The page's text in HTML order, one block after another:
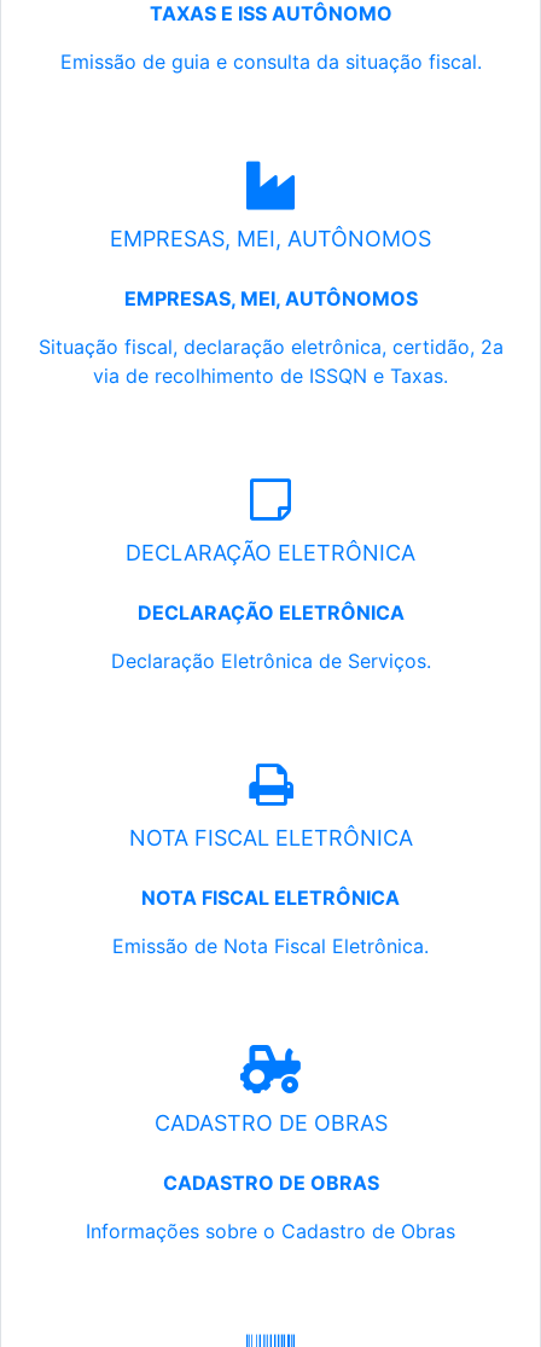
TAXAS E ISS AUTÔNOMO
Emissão de guia e consulta da situação fiscal.
EMPRESAS, MEI, AUTÔNOMOS
EMPRESAS, MEI, AUTÔNOMOS
Situação fiscal, declaração eletrônica, certidão, 2a
via de recolhimento de ISSQN e Taxas.
DECLARAÇÃO ELETRÔNICA
DECLARAÇÃO ELETRÔNICA
Declaração Eletrônica de Serviços.
NOTA FISCAL ELETRÔNICA
NOTA FISCAL ELETRÔNICA
Emissão de Nota Fiscal Eletrônica.
CADASTRO DE OBRAS
CADASTRO DE OBRAS
Informações sobre o Cadastro de Obras